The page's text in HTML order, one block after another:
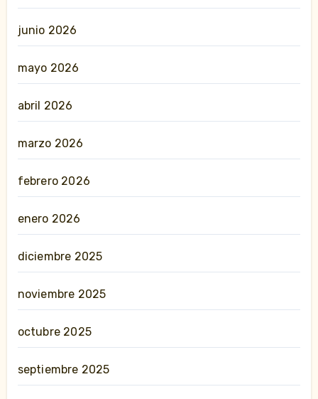
junio 2026
mayo 2026
abril 2026
marzo 2026
febrero 2026
enero 2026
diciembre 2025
noviembre 2025
octubre 2025
septiembre 2025